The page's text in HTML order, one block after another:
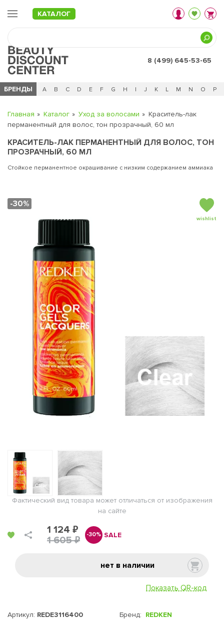
КАТАЛОГ
8 (499) 645-53-65
БРЕНДЫ
Ч 0 - 9 A B C D E F G H I J K L M N O P
Главная Каталог Уход за волосами
Краситель-лак
перманентный для волос, тон прозрачный, 60 мл
КРАСИТЕЛЬ-ЛАК ПЕРМАНЕНТНЫЙ ДЛЯ ВОЛОС, ТОН
ПРОЗРАЧНЫЙ, 60 МЛ
Стойкое перманентное окрашивание с низким содержанием аммиака
-30%
wishlist
Фактический вид товара может отличаться от изображения
на сайте
1 124 ₽
1 605 ₽
-30% SALE
нет в наличии
Показать QR-код
Артикул: REDE3116400
Бренд: REDKEN